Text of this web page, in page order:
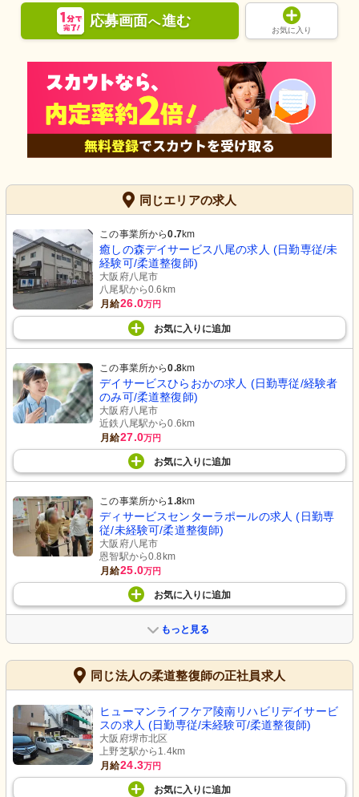
応募画面へ進む
お気に入り
同じエリアの求人
この事業所から0.7km
癒しの森デイサービス八尾の求人 (日勤専従/未
経験可/柔道整復師)
大阪府八尾市
八尾駅から0.6km
月給26.0万円
お気に入り に追加
この事業所から0.8km
デイサービスひらおかの求人 (日勤専従/経験者
のみ可/柔道整復師)
大阪府八尾市
近鉄八尾駅から0.6km
月給27.0万円
お気に入り に追加
この事業所から1.8km
ディサービスセンターラポールの求人 (日勤専
従/未経験可/柔道整復師)
大阪府八尾市
恩智駅から0.8km
月給25.0万円
お気に入り に追加
もっと見る
同じ法人の柔道整復師の正社員求人
ヒューマンライフケア陵南リハビリデイサービ
スの求人 (日勤専従/未経験可/柔道整復師)
大阪府堺市北区
上野芝駅から1.4km
月給24.3万円
お気に入り に追加